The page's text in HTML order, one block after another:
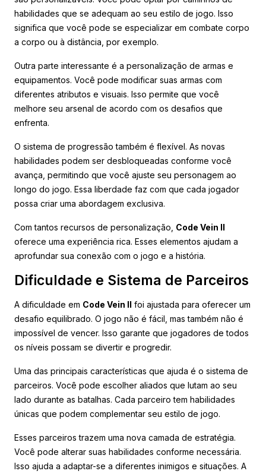
habilidades que se adequam ao seu estilo de jogo. Isso
significa que você pode se especializar em combate corpo
a corpo ou à distância, por exemplo.
Outra parte interessante é a personalização de armas e
equipamentos. Você pode modificar suas armas com
diferentes atributos e visuais. Isso permite que você
melhore seu arsenal de acordo com os desafios que
enfrenta.
O sistema de progressão também é flexível. As novas
habilidades podem ser desbloqueadas conforme você
avança, permitindo que você ajuste seu personagem ao
longo do jogo. Essa liberdade faz com que cada jogador
possa criar uma abordagem exclusiva.
Com tantos recursos de personalização, Code Vein II
oferece uma experiência rica. Esses elementos ajudam a
aprofundar sua conexão com o jogo e a história.
Dificuldade e Sistema de Parceiros
A dificuldade em Code Vein II foi ajustada para oferecer um
desafio equilibrado. O jogo não é fácil, mas também não é
impossível de vencer. Isso garante que jogadores de todos
os níveis possam se divertir e progredir.
Uma das principais características que ajuda é o sistema de
parceiros. Você pode escolher aliados que lutam ao seu
lado durante as batalhas. Cada parceiro tem habilidades
únicas que podem complementar seu estilo de jogo.
Esses parceiros trazem uma nova camada de estratégia.
Você pode alterar suas habilidades conforme necessária.
Isso ajuda a adaptar-se a diferentes inimigos e situações. A